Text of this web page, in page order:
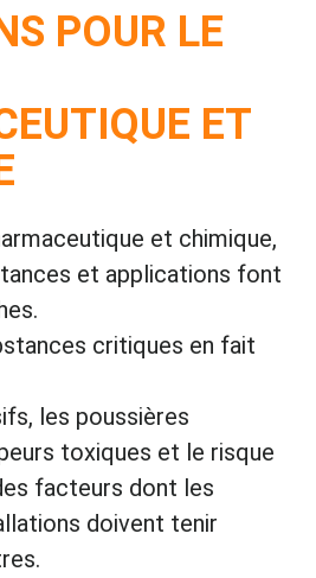
POUR LE
ET
et chimique,
et applications font
critiques en fait
les poussières
toxiques et le risque
facteurs dont les
doivent tenir